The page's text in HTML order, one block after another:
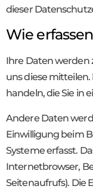
dieser
Wie
Ihre Daten werden
uns diese mitteilen.
handeln, die Sie in
Andere Daten
Einwilligung beim
Systeme erfasst.
Internetbrowser,
Seitenaufrufs). Die